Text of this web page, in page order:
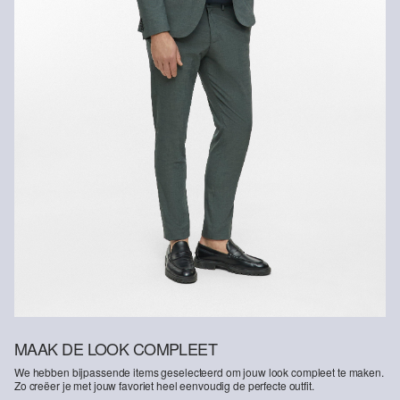
MAAK DE LOOK COMPLEET
We hebben bijpassende items geselecteerd om jouw look compleet te maken.
Zo creëer je met jouw favoriet heel eenvoudig de perfecte outfit.